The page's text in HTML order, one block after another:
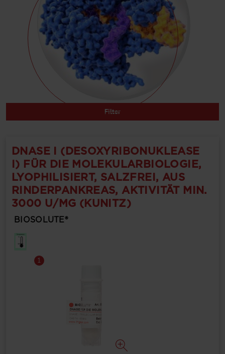
Filter
DNASE I (DESOXYRIBONUKLEASE
I) FÜR DIE MOLEKULARBIOLOGIE,
LYOPHILISIERT, SALZFREI, AUS
RINDERPANKREAS, AKTIVITÄT MIN.
3000 U/MG (KUNITZ)
BIOSOLUTE®
1